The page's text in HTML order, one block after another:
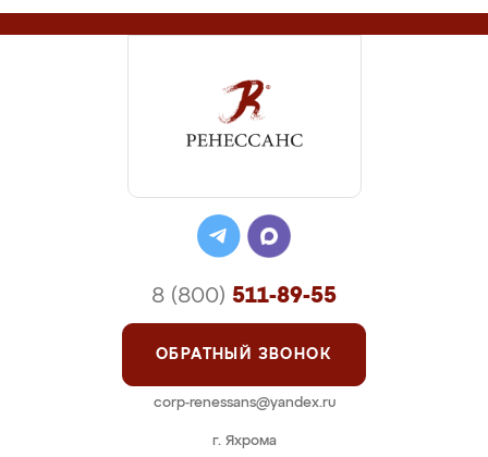
г. Яхрома
8 (800) 511-89-55
ОБРАТНЫЙ ЗВОНОК
corp-renessans@yandex.ru